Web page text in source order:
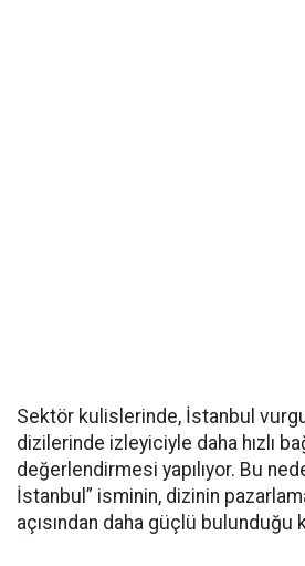
Sektör kulislerinde, İstanbul
dizilerinde izleyiciyle daha hızlı
değerlendirmesi yapılıyor. Bu
İstanbul” isminin, dizinin
açısından daha güçlü bulunduğu